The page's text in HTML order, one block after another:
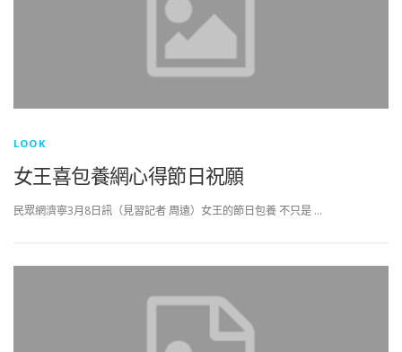
LOOK
女王喜包養網心得節日祝願
民眾網濟寧3月8日訊（見習記者 周遠）女王的節日包養 不只是 …